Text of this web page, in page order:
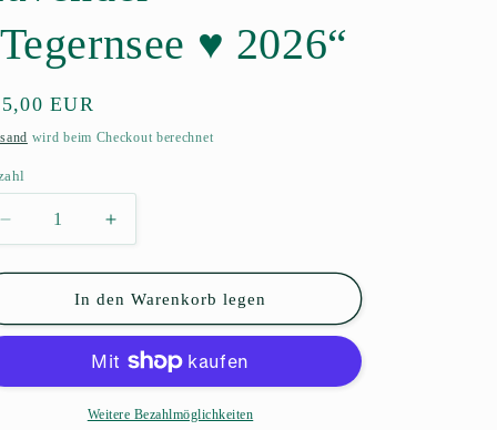
♥️ 2026“
EUR
wird beim Checkout berechnet
Verringere
die
Menge
Wickelarmband
„Tegernsee
♥️
Erhöhe
die
Menge
für
Wickelarmband
Lavender
„Tegernsee
♥️
2026“
In den Warenkorb legen
Weitere Bezahlmöglichkeiten